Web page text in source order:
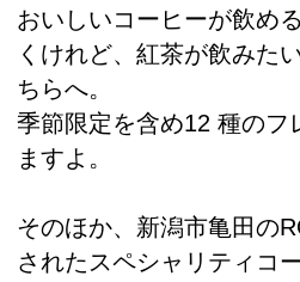
おいしいコーヒーが飲め
くけれど、紅茶が飲みた
ちらへ。
季節限定を含め12 種のフ
ますよ。
そのほか、新潟市亀田の
されたスペシャリティコ